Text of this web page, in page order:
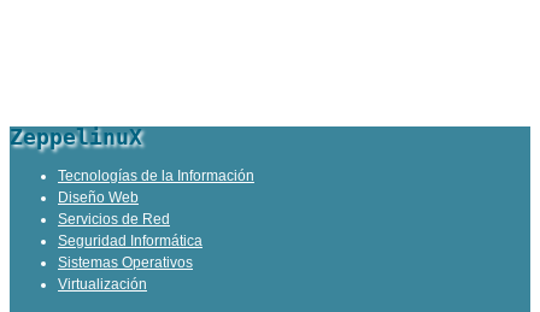
ZeppelinuX
Tecnologías de la Información
Diseño Web
Servicios de Red
Seguridad Informática
Sistemas Operativos
Virtualización